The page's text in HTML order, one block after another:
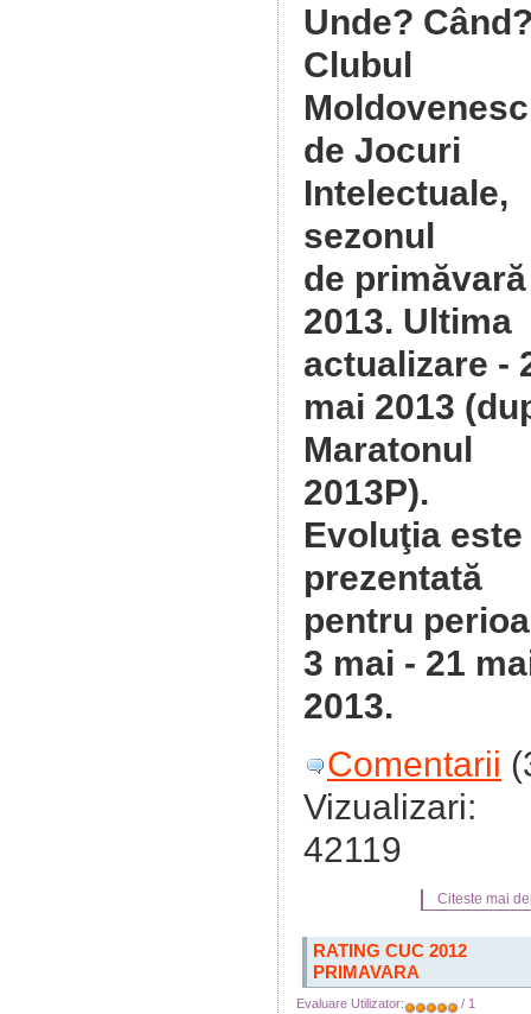
Unde?
Clubul
Moldovenesc
de Jocuri
Intelectuale,
sezonul
de primăvară
2013. Ultima
actualizare -
mai 2013
Maratonul
2013P).
Evoluţia este
prezentată
pentru
3 mai - 21
2013.
Comentarii
Vizualizari:
42119
Citeste mai
RATING CUC 2012
PRIMAVARA
Evaluare Utilizator: / 1